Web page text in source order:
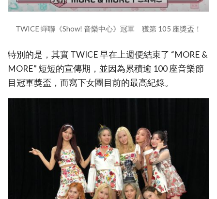
TWICE 蟬聯《Show! 音樂中心》冠軍 獲第 105 座獎盃！
特別的是，其實 TWICE 早在上週便結束了 “MORE &
MORE” 短短的宣傳期，並因為累積逾 100 座音樂節
目冠軍獎盃，而寫下女團目前的最高紀錄。